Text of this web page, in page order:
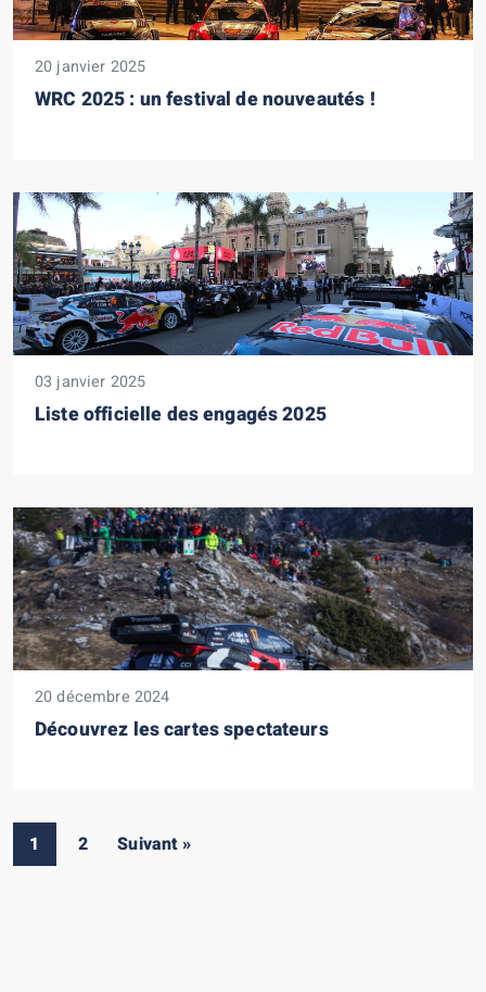
20 janvier 2025
WRC 2025 : un festival de nouveautés !
03 janvier 2025
Liste officielle des engagés 2025
20 décembre 2024
Découvrez les cartes spectateurs
1 2 Suivant »